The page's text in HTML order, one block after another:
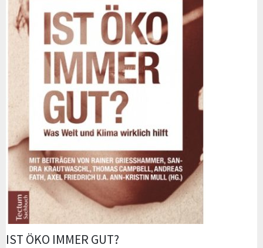
IST ÖKO IMMER GUT?